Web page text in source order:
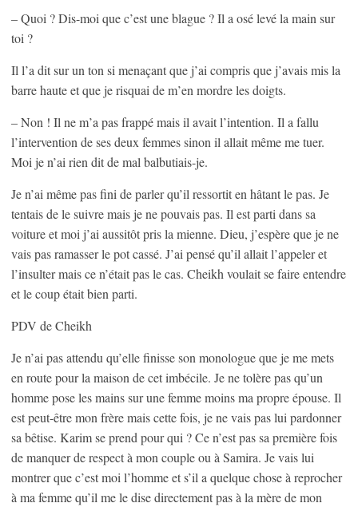
– Quoi ? Dis-moi que c’est une blague ? Il a osé levé la main sur
toi ?
Il l’a dit sur un ton si menaçant que j’ai compris que j’avais mis la
barre haute et que je risquai de m’en mordre les doigts.
– Non ! Il ne m’a pas frappé mais il avait l’intention. Il a fallu
l’intervention de ses deux femmes sinon il allait même me tuer.
Moi je n’ai rien dit de mal balbutiais-je.
Je n’ai même pas fini de parler qu’il ressortit en hâtant le pas. Je
tentais de le suivre mais je ne pouvais pas. Il est parti dans sa
voiture et moi j’ai aussitôt pris la mienne. Dieu, j’espère que je ne
vais pas ramasser le pot cassé. J’ai pensé qu’il allait l’appeler et
l’insulter mais ce n’était pas le cas. Cheikh voulait se faire entendre
et le coup était bien parti.
PDV de Cheikh
Je n’ai pas attendu qu’elle finisse son monologue que je me mets
en route pour la maison de cet imbécile. Je ne tolère pas qu’un
homme pose les mains sur une femme moins ma propre épouse. Il
est peut-être mon frère mais cette fois, je ne vais pas lui pardonner
sa bêtise. Karim se prend pour qui ? Ce n’est pas sa première fois
de manquer de respect à mon couple ou à Samira. Je vais lui
montrer que c’est moi l’homme et s’il a quelque chose à reprocher
à ma femme qu’il me le dise directement pas à la mère de mon